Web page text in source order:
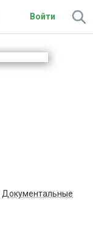
Войти
Документальные